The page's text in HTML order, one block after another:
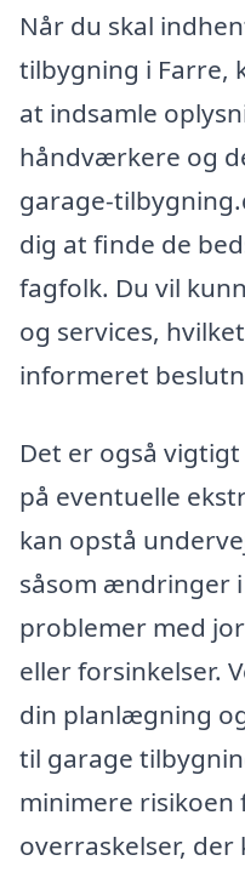
Når du skal
tilbygning i Farre,
at indsamle
håndværkere og
garage-
dig at finde de
fagfolk. Du vil
og services,
informeret
Det er også
på eventuelle
kan opstå
såsom ændringer
problemer med
eller forsinkelser.
din planlægning
til garage
minimere risikoen
overraskelser,